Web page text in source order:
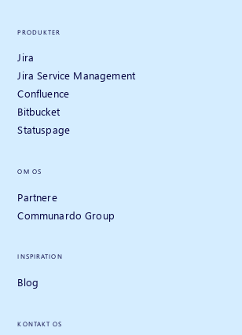
PRODUKTER
Jira
Jira Service Management
Confluence
Bitbucket
Statuspage
OM OS
Partnere
Communardo Group
INSPIRATION
Blog
KONTAKT OS